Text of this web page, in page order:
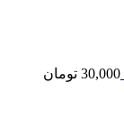
30,000 تومان